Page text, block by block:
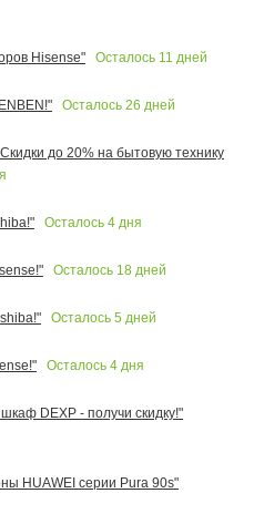
Hisense"
Осталось 11 дней
Осталось 26 дней
до 20% на бытовую технику
Осталось 4 дня
Осталось 18 дней
Осталось 5 дней
Осталось 4 дня
DEXP - получи скидку!"
HUAWEI серии Pura 90s"